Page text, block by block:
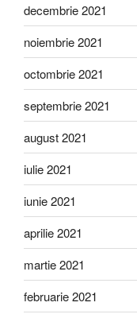
decembrie 2021
noiembrie 2021
octombrie 2021
septembrie 2021
august 2021
iulie 2021
iunie 2021
aprilie 2021
martie 2021
februarie 2021